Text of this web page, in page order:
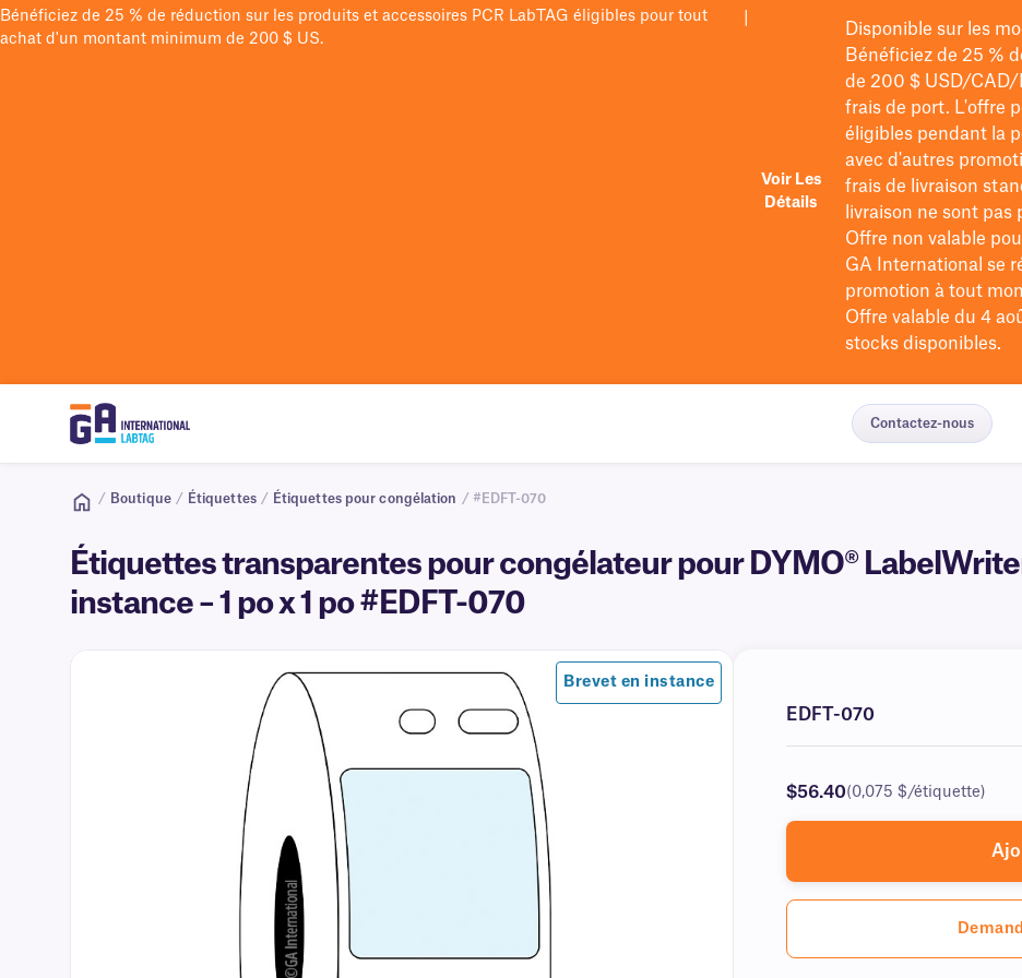
Bénéficiez de 25 % de réduction sur les produits et accessoires PCR LabTAG éligibles pour tout
achat d'un montant minimum de 200 $ US.
Voir Les
Détails
Disponible sur les
Bénéficiez de 25 %
de 200 $USD/CAD/
frais de port. L'offre
éligibles pendant la
avec d'autres
frais de livraison
livraison ne sont
Offre non valable
GA International se
promotion à tout
Offre valable du 4
stocks disponibles.
Contactez-nous
/ Boutique / Étiquettes / Étiquettes pour congélation / #EDFT-070
Étiquettes transparentes pour congélateur pour DYMO®
instance – 1 po x 1 po #EDFT-070
Brevet en instance
EDFT-070
$56.40(0,075 $/étiquette)